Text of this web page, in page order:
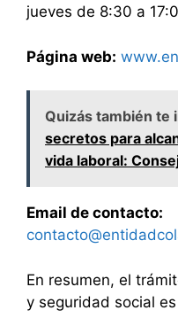
jueves de 8:30 a
Página web:
Quizás también te
secretos para
vida laboral:
Email de contacto:
En resumen, el
y seguridad social